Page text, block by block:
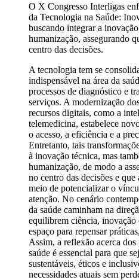
O X Congresso Interligas
da Tecnologia na Saúde:
buscando integrar a
humanização, assegurando
centro das decisões.
A tecnologia tem se
indispensável na área da
processos de diagnóstico e
serviços. A modernização
recursos digitais, como a
telemedicina, estabelece
o acesso, a eficiência e a
Entretanto, tais
à inovação técnica, mas
humanização, de modo a
no centro das decisões e
meio de potencializar o
atenção. No cenário
da saúde caminham na
equilibrem ciência,
espaço para repensar
Assim, a reflexão acerca
saúde é essencial para que
sustentáveis, éticos e
necessidades atuais sem